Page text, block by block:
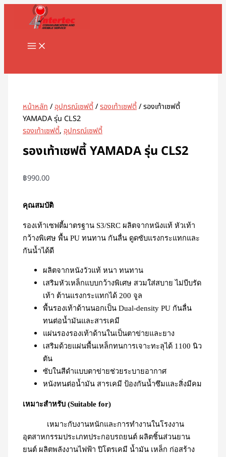
Skip
MAIN
MENU
หน้าหลัก/อุปกรณ์เซฟตี้/รองเท้าเซฟตี้/ รองเท้าเซฟตี้
YAMADA รุ่น CLS2
รองเท้าเซฟตี้,อุปกรณ์เซฟตี้
รองเท้าเซฟตี้ YAMADA รุ่น CLS2
฿990.00
คุณสมบัติ
รองเท้าเซฟตี้มาตรฐาน S3/SRC ผลิตจากหนังแท้ หัวเท้า
กว้างพิเศษ พื้น PU ทนทาน กันลื่น ดูดซับแรงกระแทกและ
กันน้ำได้ดี
ผลิตจากหนังวัวแท้ หนา ทนทาน
เสริมหัวเหล็กแบบกว้างพิเศษ สวมใส่สบาย ไม่บีบรัด
เท้า ต้านแรงกระแทกได้ 200 จูล
พื้นรองเท้าด้านนอกเป็น Dual-density PU กันลื่น
ทนต่อน้ำมันและสารเคมี
แผ่นรองรองเท้าด้านในเป็นตาข่ายและยาง
เสริมด้วยแผ่นพื้นเหล็กทนการเจาะทะลุได้ 1100 นิว
ตัน
ซับในสีดำแบบตาข่ายช่วยระบายอากาศ
หนังทนต่อน้ำมัน สารเคมี ป้องกันน้ำซึมและสิ่งมีคม
เหมาะสำหรับ (Suitable for)
เหมาะกับงานหนักและการทำงานในโรงงาน
อุตสาหกรรมประเภทประกอบรถยนต์ ผลิตชิ้นส่วนยาน
ยนต์ ผลิตพลังงานไฟฟ้า ปิโตรเคมี น้ำมัน เหล็ก ก่อสร้าง
จำนวน
รองเท้า
เซฟตี้
YAMADA